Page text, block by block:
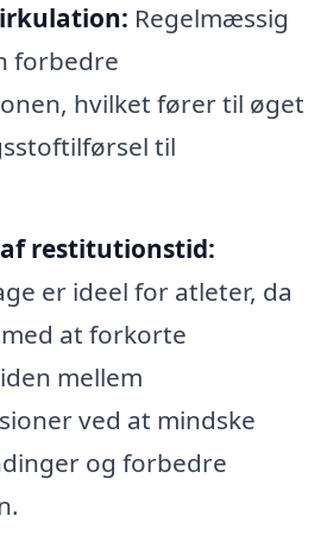
Regelmæssig
forbedre
hvilket fører til øget
til
restitutionstid:
er ideel for atleter, da
at forkorte
mellem
ved at mindske
og forbedre